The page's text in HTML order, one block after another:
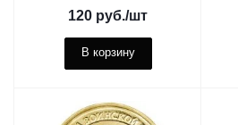
120 руб./шт
В корзину